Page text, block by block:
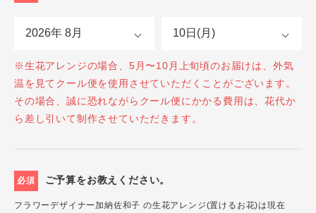
※生花アレンジの場合、5月〜10月上旬頃のお届けは、外気
温を見てクール便を使用させていただくことがございます。
その場合、誠に恐れながらクール便にかかる費用は、花代か
ら差し引いて制作させていただきます。
必須 ご予算をお教えください。
フラワーデザイナー加納佐和子 の生花アレンジ(置けるお花)は現在